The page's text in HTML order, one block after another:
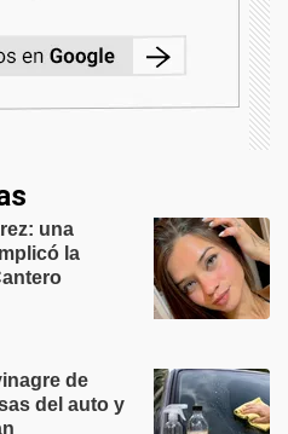
una
la
de
del auto y